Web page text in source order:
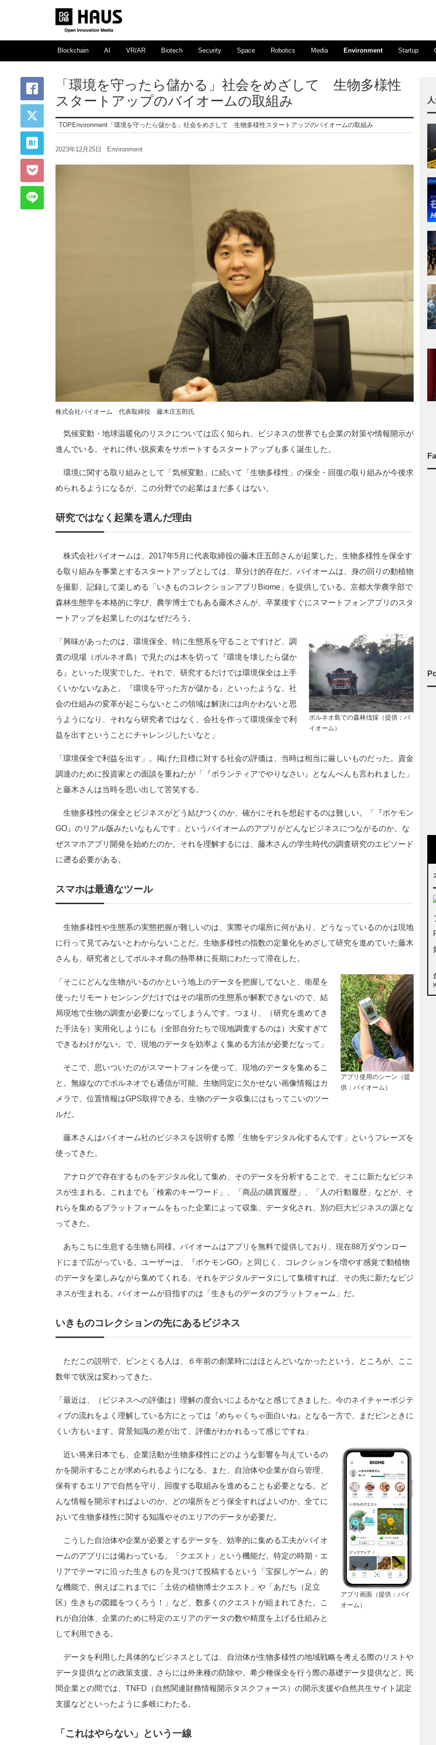
Blockchain AI VR/AR Biotech Security Space Robotics Media Environment Startup
「環境を守ったら儲かる」社会をめざして 生物多様性
スタートアップのバイオームの取組み
TOP Environment「環境を守ったら儲かる」社会をめざして 生物多様性スタートアップのバイオームの取組み
2023年12月25日 Environment
株式会社バイオーム 代表取締役 藤木庄五郎氏
気候変動・地球温暖化のリスクについては広く知られ、ビジネスの世界でも企業の対策や情報開示が
進んでいる。それに伴い脱炭素をサポートするスタートアップも多く誕生した。
環境に関する取り組みとして「気候変動」に続いて「生物多様性」の保全・回復の取り組みが今後求
められるようになるが、この分野での起業はまだ多くはない。
研究ではなく起業を選んだ理由
株式会社バイオームは、2017年5月に代表取締役の藤木庄五郎さんが起業した。生物多様性を保全す
る取り組みを事業とするスタートアップとしては、草分け的存在だ。バイオームは、身の回りの動植物
を撮影、記録して楽しめる「いきものコレクションアプリBiome」を提供している。京都大学農学部で
森林生態学を本格的に学び、農学博士でもある藤木さんが、卒業後すぐにスマートフォンアプリのスタ
ートアップを起業したのはなぜだろう。
ボルネオ島での森林伐採（提供：バ
イオーム）
「興味があったのは、環境保全。特に生態系を守ることですけど、調
査の現場（ボルネオ島）で見たのは木を切って『環境を壊したら儲か
る』といった現実でした。それで、研究するだけでは環境保全は上手
くいかないなあと。『環境を守った方が儲かる』といったような、社
会の仕組みの変革が起こらないとこの領域は解決には向かわないと思
うようになり、それなら研究者ではなく、会社を作って環境保全で利
益を出すということにチャレンジしたいなと」
「環境保全で利益を出す」。掲げた目標に対する社会の評価は、当時は相当に厳しいものだった。資金
調達のために投資家との面談を重ねたが「『ボランティアでやりなさい』となんべんも言われました」
と藤木さんは当時を思い出して苦笑する。
生物多様性の保全とビジネスがどう結びつくのか、確かにそれを想起するのは難しい。「『ポケモン
GO』のリアル版みたいなもんです」というバイオームのアプリがどんなビジネスにつながるのか。な
ぜスマホアプリ開発を始めたのか。それを理解するには、藤木さんの学生時代の調査研究のエピソード
に遡る必要がある。
スマホは最適なツール
生物多様性や生態系の実態把握が難しいのは、実際その場所に何があり、どうなっているのかは現地
に行って見てみないとわからないことだ。生物多様性の指数の定量化をめざして研究を進めていた藤木
さんも、研究者としてボルネオ島の熱帯林に長期にわたって滞在した。
アプリ使用のシーン（提
供：バイオーム）
「そこにどんな生物がいるのかという地上のデータを把握してないと、衛星を
使ったリモートセンシングだけではその場所の生態系が解釈できないので、結
局現地で生物の調査が必要になってしまうんです。つまり、（研究を進めてき
た手法を）実用化しようにも（全部自分たちで現地調査するのは）大変すぎて
できるわけがない。で、現地のデータを効率よく集める方法が必要だなって」
そこで、思いついたのがスマートフォンを使って、現地のデータを集めるこ
と。無線なのでボルネオでも通信が可能。生物同定に欠かせない画像情報はカ
メラで、位置情報はGPS取得できる。生物のデータ収集にはもってこいのツー
ルだ。
藤木さんはバイオーム社のビジネスを説明する際「生物をデジタル化するんです」というフレーズを
使ってきた。
アナログで存在するものをデジタル化して集め、そのデータを分析することで、そこに新たなビジネ
スが生まれる。これまでも「検索のキーワード」、「商品の購買履歴」、「人の行動履歴」などが、そ
れらを集めるプラットフォームをもった企業によって収集、データ化され、別の巨大ビジネスの源とな
ってきた。
あちこちに生息する生物も同様。バイオームはアプリを無料で提供しており、現在88万ダウンロー
ドにまで広がっている。ユーザーは、『ポケモンGO』と同じく、コレクションを増やす感覚で動植物
のデータを楽しみながら集めてくれる。それをデジタルデータにして集積すれば、その先に新たなビジ
ネスが生まれる。バイオームが目指すのは「生きものデータのプラットフォーム」だ。
いきものコレクションの先にあるビジネス
ただこの説明で、ピンとくる人は、６年前の創業時にはほとんどいなかったという。ところが、ここ
数年で状況は変わってきた。
「最近は、（ビジネスへの評価は）理解の度合いによるかなと感じてきました。今のネイチャーポジテ
ィブの流れをよく理解している方にとっては『めちゃくちゃ面白いね』となる一方で、まだピンときに
くい方もいます。背景知識の差が出て、評価がわかれるって感じですね」
アプリ画面（提供：バイ
オーム）
近い将来日本でも、企業活動が生物多様性にどのような影響を与えているの
かを開示することが求められるようになる。また、自治体や企業が自ら管理、
保有するエリアで自然を守り、回復する取組みを進めることも必要となる。ど
んな情報を開示すればよいのか、どの場所をどう保全すればよいのか、全てに
おいて生物多様性に関する知識やそのエリアのデータが必要だ。
こうした自治体や企業が必要とするデータを、効率的に集める工夫がバイオ
ームのアプリには備わっている。「クエスト」という機能だ。特定の時期・エ
リアでテーマに沿った生きものを見つけて投稿するという「宝探しゲーム」的
な機能で、例えばこれまでに「土佐の植物博士クエスト」や「あだち（足立
区）生きもの図鑑をつくろう！」など、数多くのクエストが組まれてきた。こ
れが自治体、企業のために特定のエリアのデータの数や精度を上げる仕組みと
して利用できる。
データを利用した具体的なビジネスとしては、自治体が生物多様性の地域戦略を考える際のリストや
データ提供などの政策支援。さらには外来種の防除や、希少種保全を行う際の基礎データ提供など。民
間企業との間では、TNFD（自然関連財務情報開示タスクフォース）の開示支援や自然共生サイト認定
支援などといったように多岐にわたる。
「これはやらない」という一線